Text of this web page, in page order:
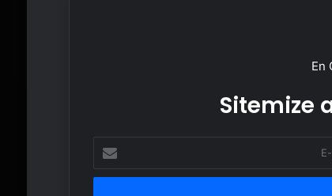
En
Sitemize
posta
adresinizi